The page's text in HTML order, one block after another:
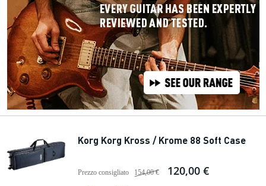
Korg Korg Kross / Krome 88 Soft Case
Prezzo consigliato 154,00 € 120,00 €